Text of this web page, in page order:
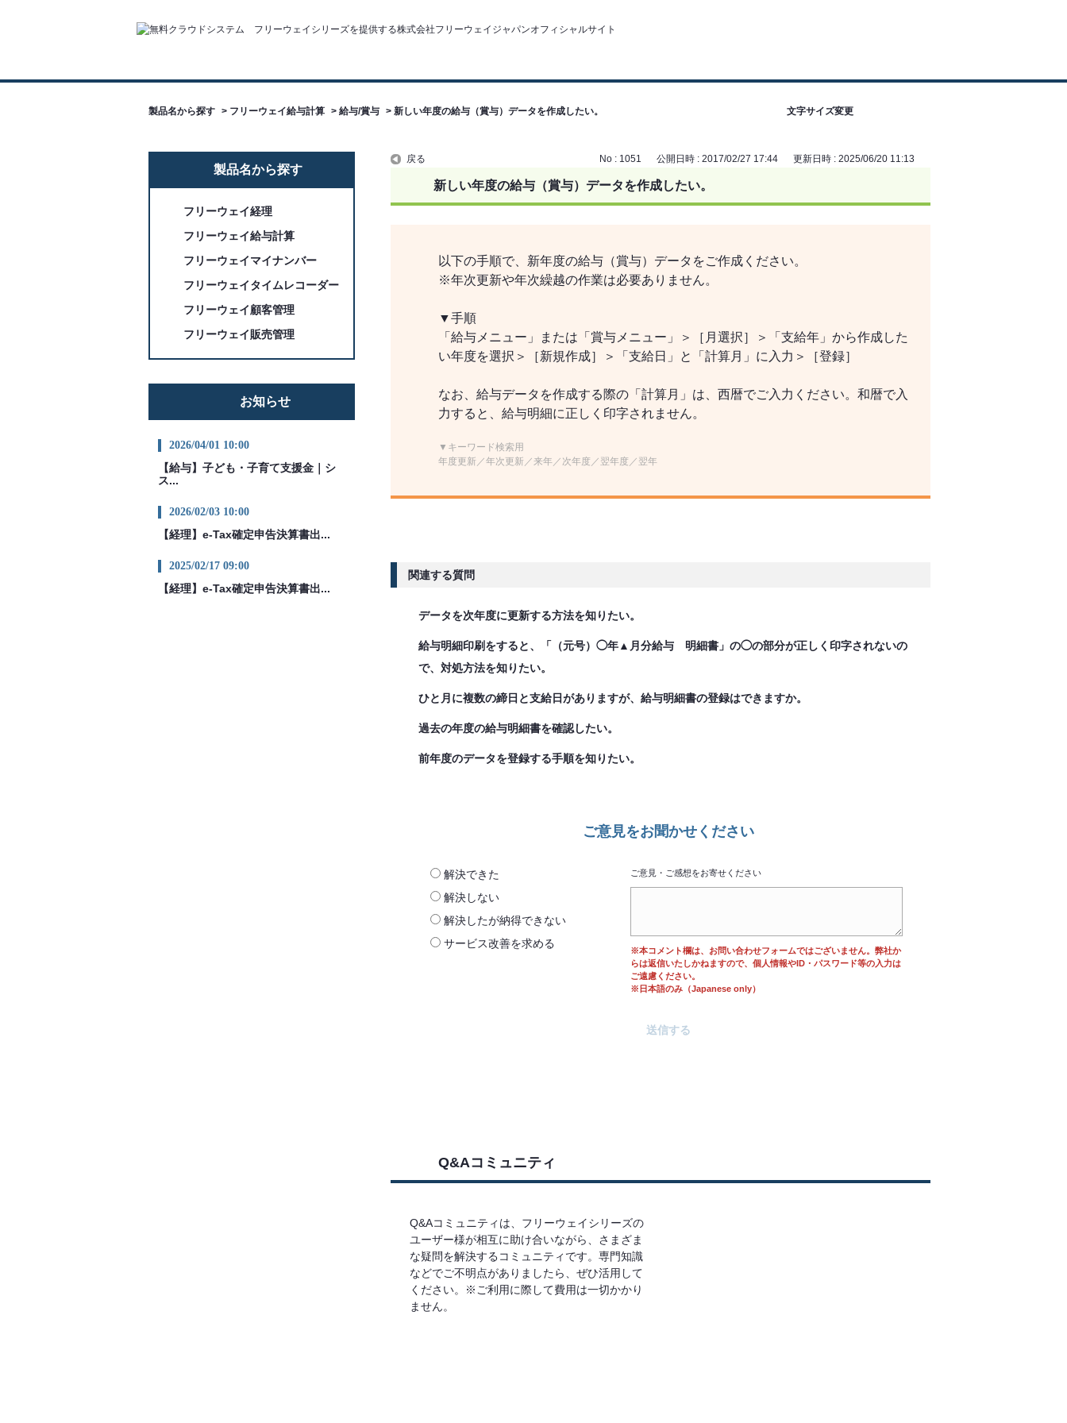
文字サイズ変更
製品名から探す > フリーウェイ給与計算 > 給与/賞与 > 新しい年度の給与（賞与）データを作成したい。
製品名から探す
フリーウェイ経理
フリーウェイ給与計算
フリーウェイマイナンバー
フリーウェイタイムレコーダー
フリーウェイ顧客管理
フリーウェイ販売管理
お知らせ
2026/04/01 10:00
【給与】子ども・子育て支援金｜シ
ス...
2026/02/03 10:00
【経理】e-Tax確定申告決算書出...
2025/02/17 09:00
【経理】e-Tax確定申告決算書出...
戻る No : 1051 公開日時 : 2017/02/27 17:44 更新日時 : 2025/06/20 11:13
新しい年度の給与（賞与）データを作成したい。
以下の手順で、新年度の給与（賞与）データをご作成ください。
※年次更新や年次繰越の作業は必要ありません。
▼手順
「給与メニュー」または「賞与メニュー」＞［月選択］＞「支給年」から作成した
い年度を選択＞［新規作成］＞「支給日」と「計算月」に入力＞［登録］
なお、給与データを作成する際の「計算月」は、西暦でご入力ください。和暦で入
力すると、給与明細に正しく印字されません。
▼キーワード検索用
年度更新／年次更新／来年／次年度／翌年度／翌年
関連する質問
データを次年度に更新する方法を知りたい。
給与明細印刷をすると、「（元号）◯年▲月分給与 明細書」の◯の部分が正しく印字されないの
で、対処方法を知りたい。
ひと月に複数の締日と支給日がありますが、給与明細書の登録はできますか。
過去の年度の給与明細書を確認したい。
前年度のデータを登録する手順を知りたい。
ご意見をお聞かせください
解決できた
解決しない
解決したが納得できない
サービス改善を求める
ご意見・ご感想をお寄せください
※本コメント欄は、お問い合わせフォームではございません。弊社か
らは返信いたしかねますので、個人情報やID・パスワード等の入力は
ご遠慮ください。
※日本語のみ（Japanese only）
Q&Aコミュニティ
Q&Aコミュニティは、フリーウェイシリーズの
ユーザー様が相互に助け合いながら、さまざま
な疑問を解決するコミュニティです。専門知識
などでご不明点がありましたら、ぜひ活用して
ください。※ご利用に際して費用は一切かかり
ません。